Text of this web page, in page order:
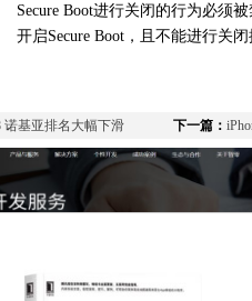
Secure Boot进行关闭的行为必须
开启Secure Boot，且不能进行关
基亚排名大幅下滑 下一篇：